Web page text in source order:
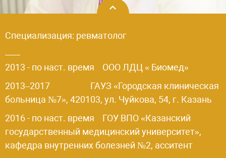
Специализация: ревматолог
2013 - по наст. время ООО ЛДЦ « Биомед»
2013–2017 ГАУЗ «Городская клиническая
больница №7», 420103, ул. Чуйкова, 54, г. Казань
2016 - по наст. время ГОУ ВПО «Казанский
государственный медицинский университет»,
кафедра внутренних болезней №2, асситент